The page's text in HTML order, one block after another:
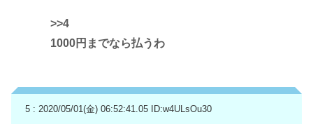
>>4
1000円までなら払うわ
5 : 2020/05/01(金) 06:52:41.05 ID:w4ULsOu30